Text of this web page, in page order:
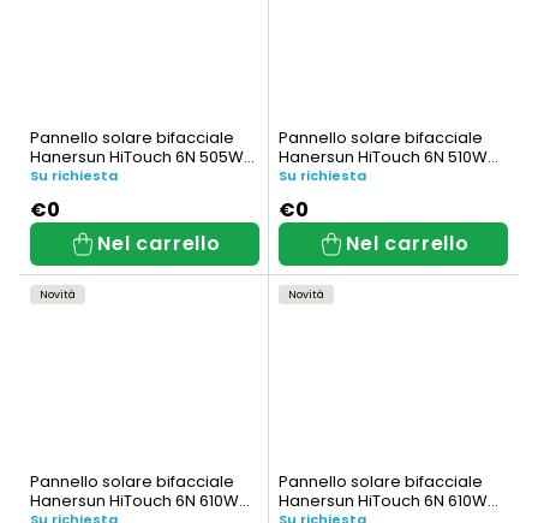
Pannello solare bifacciale
Hanersun HiTouch 6N 505W
(HN21RN-54HT505W)
Su richiesta
€0
Nel carrello
Pannello solare bifacciale
Hanersun HiTouch 6N 510W
(HN21RN-54HT510W)
Su richiesta
€0
Nel carrello
Novità
Pannello solare bifacciale
Hanersun HiTouch 6N 610W
Su richiesta
Novità
Pannello solare bifacciale
Hanersun HiTouch 6N 610W
Su richiesta